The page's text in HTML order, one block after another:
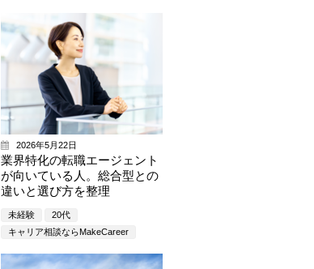
2026年5月22日
業界特化の転職エージェント
が向いている人。総合型との
違いと選び方を整理
未経験
20代
キャリア相談ならMakeCareer